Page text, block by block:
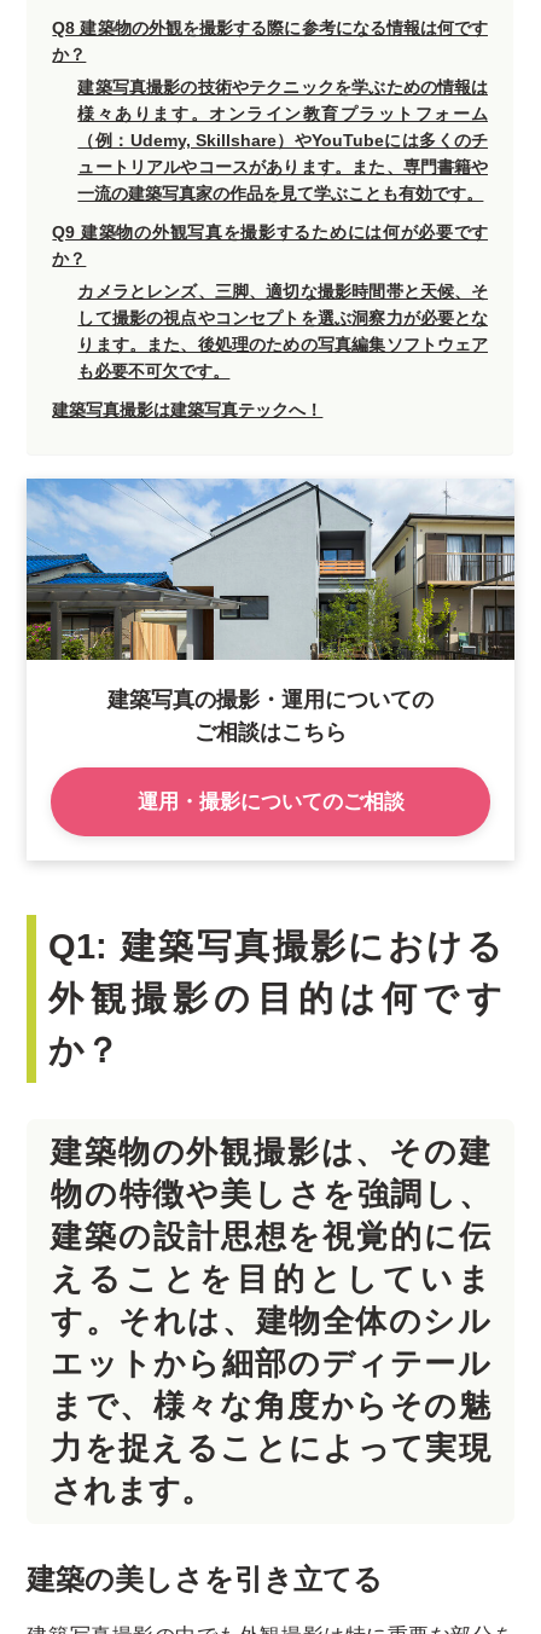
Q8 建築物の外観を撮影する際に参考になる情報は何です
か？
建築写真撮影の技術やテクニックを学ぶための情報は
様々あります。オンライン教育プラットフォーム
（例：Udemy, Skillshare）やYouTubeには多くのチ
ュートリアルやコースがあります。また、専門書籍や
一流の建築写真家の作品を見て学ぶことも有効です。
Q9 建築物の外観写真を撮影するためには何が必要です
か？
カメラとレンズ、三脚、適切な撮影時間帯と天候、そ
して撮影の視点やコンセプトを選ぶ洞察力が必要とな
ります。また、後処理のための写真編集ソフトウェア
も必要不可欠です。
建築写真撮影は建築写真テックへ！
建築写真の撮影・運用についての
ご相談はこちら
運用・撮影についてのご相談
Q1: 建築写真撮影における
外観撮影の目的は何です
か？
建築物の外観撮影は、その建
物の特徴や美しさを強調し、
建築の設計思想を視覚的に伝
えることを目的としていま
す。それは、建物全体のシル
エットから細部のディテール
まで、様々な角度からその魅
力を捉えることによって実現
されます。
建築の美しさを引き立てる